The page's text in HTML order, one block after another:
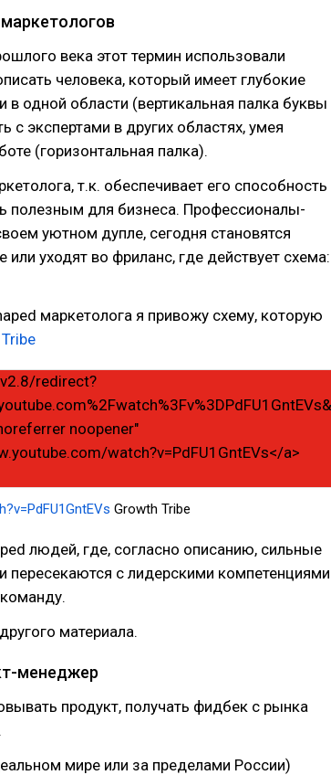
века этот термин использовали
человека, который имеет глубокие
одной области (вертикальная палка буквы
с экспертами в других областях, умея
(горизонтальная палка).
т.к. обеспечивает его способность
полезным для бизнеса. Профессионалы-
уютном дупле, сегодня становятся
уходят во фриланс, где действует схема:
маркетолога я привожу схему, которую
Growth Tribe
людей, где, согласно описанию, сильные
пересекаются с лидерскими компетенциями
материала.
менеджер
продукт, получать фидбек с рынка
мире или за пределами России)